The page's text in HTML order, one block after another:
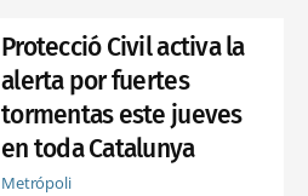
Protecció Civil activa la
alerta por fuertes
tormentas este jueves
en toda Catalunya
Metrópoli